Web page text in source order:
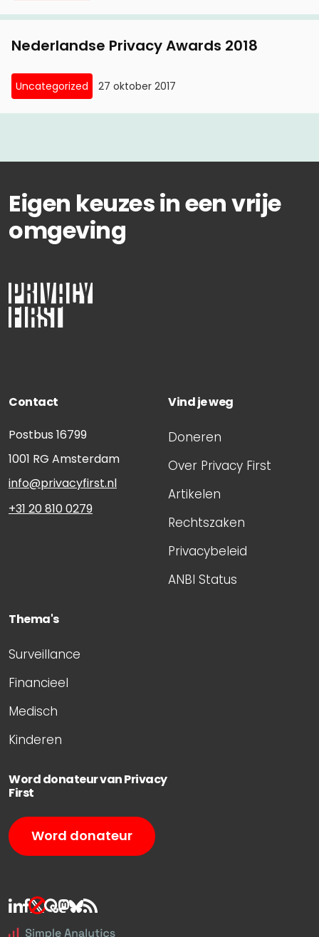
Nederlandse Privacy Awards 2018
Uncategorized 27 oktober 2017
Eigen keuzes in een vrije
omgeving
Contact
Postbus 16799
1001 RG Amsterdam
info@privacyfirst.nl
+31 20 810 0279
Vind je weg
Doneren
Over Privacy First
Artikelen
Rechtszaken
Privacybeleid
ANBI Status
Thema's
Surveillance
Financieel
Medisch
Kinderen
Word donateur van Privacy
First
Word donateur